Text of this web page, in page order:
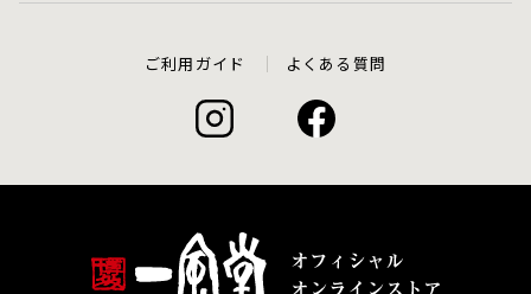
ご利用ガイド よくある質問